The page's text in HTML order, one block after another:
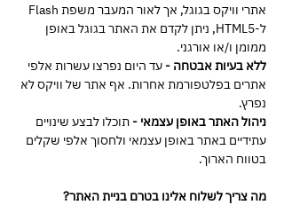
אתרי וויקס בגוגל, אך לאור המעבר משפת Flash
ל-HTML5, ניתן לקדם את האתר בגוגל באופן
ממומן ו/או אורגני.
ללא בעיות אבטחה - עד היום נפרצו עשרות אלפי
אתרים בפלטפורמת אחרות. אף אתר של וויקס לא
נפרץ.
ניהול האתר באופן עצמאי - תוכלו לבצע שינויים
עתידיים באתר באופן עצמאי ולחסוך אלפי שקלים
בטווח הארוך.
מה צריך לשלוח אלינו בטרם בניית האתר?